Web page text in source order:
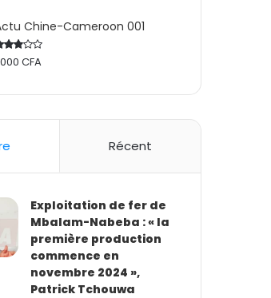
Chine-Cameroon 001
CFA
Récent
Exploitation de fer de
Mbalam-Nabeba : « la
première production
commence en
novembre 2024 »,
Patrick Tchouwa